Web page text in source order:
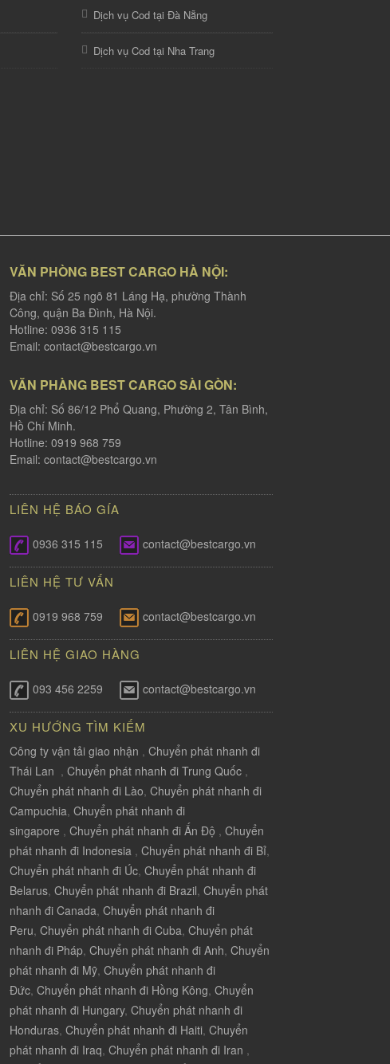
Dịch vụ Cod tại Đà Nẵng
Dịch vụ Cod tại Nha Trang
VĂN PHÒNG BEST CARGO HÀ NỘI:
Địa chỉ: Số 25 ngõ 81 Láng Hạ, phường Thành
Công, quận Ba Đình, Hà Nội.
Hotline: 0936 315 115
Email: contact@bestcargo.vn
VĂN PHÀNG BEST CARGO SÀI GÒN:
Địa chỉ: Số 86/12 Phổ Quang, Phường 2, Tân Bình,
Hồ Chí Minh.
Hotline: 0919 968 759
Email: contact@bestcargo.vn
LIÊN HỆ BÁO GÍA
0936 315 115 contact@bestcargo.vn
LIÊN HỆ TƯ VẤN
0919 968 759 contact@bestcargo.vn
LIÊN HỆ GIAO HÀNG
093 456 2259 contact@bestcargo.vn
XU HƯỚNG TÌM KIẾM
Công ty vận tải giao nhận , Chuyển phát nhanh đi
Thái Lan , Chuyển phát nhanh đi Trung Quốc ,
Chuyển phát nhanh đi Lào, Chuyển phát nhanh đi
Campuchia, Chuyển phát nhanh đi
singapore , Chuyển phát nhanh đi Ấn Độ , Chuyển
phát nhanh đi Indonesia , Chuyển phát nhanh đi Bỉ,
Chuyển phát nhanh đi Úc, Chuyển phát nhanh đi
Belarus, Chuyển phát nhanh đi Brazil, Chuyển phát
nhanh đi Canada, Chuyển phát nhanh đi
Peru, Chuyển phát nhanh đi Cuba, Chuyển phát
nhanh đi Pháp, Chuyển phát nhanh đi Anh, Chuyển
phát nhanh đi Mỹ, Chuyển phát nhanh đi
Đức, Chuyển phát nhanh đi Hồng Kông, Chuyển
phát nhanh đi Hungary, Chuyển phát nhanh đi
Honduras, Chuyển phát nhanh đi Haiti, Chuyển
phát nhanh đi Iraq, Chuyển phát nhanh đi Iran ,